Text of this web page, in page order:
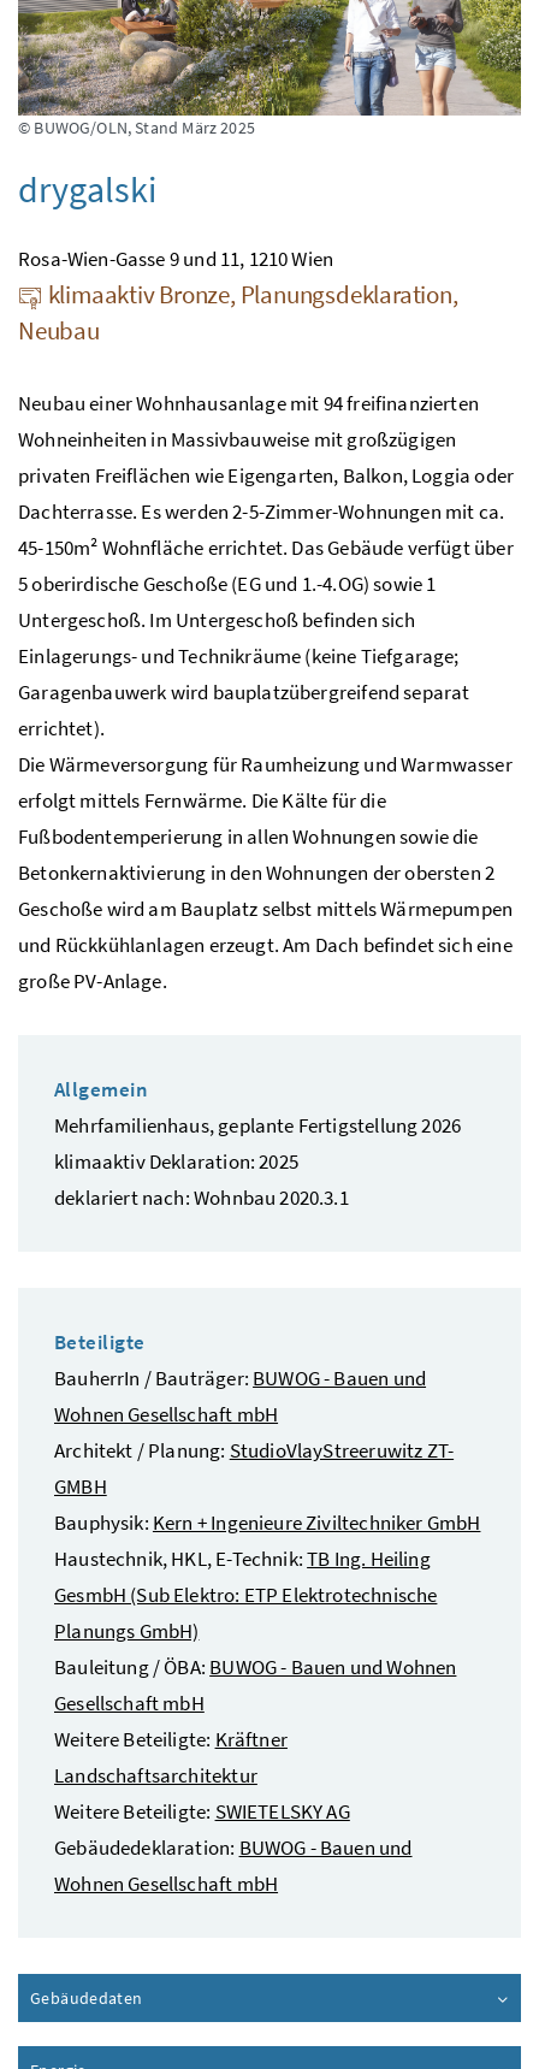
© BUWOG/OLN, Stand März 2025
drygalski
Rosa-Wien-Gasse 9 und 11, 1210 Wien
klimaaktiv Bronze, Planungsdeklaration,
Neubau
Neubau einer Wohnhausanlage mit 94 freifinanzierten
Wohneinheiten in Massivbauweise mit großzügigen
privaten Freiflächen wie Eigengarten, Balkon, Loggia oder
Dachterrasse. Es werden 2-5-Zimmer-Wohnungen mit ca.
45-150m² Wohnfläche errichtet. Das Gebäude verfügt über
5 oberirdische Geschoße (EG und 1.-4.OG) sowie 1
Untergeschoß. Im Untergeschoß befinden sich
Einlagerungs- und Technikräume (keine Tiefgarage;
Garagenbauwerk wird bauplatzübergreifend separat
errichtet).
Die Wärmeversorgung für Raumheizung und Warmwasser
erfolgt mittels Fernwärme. Die Kälte für die
Fußbodentemperierung in allen Wohnungen sowie die
Betonkernaktivierung in den Wohnungen der obersten 2
Geschoße wird am Bauplatz selbst mittels Wärmepumpen
und Rückkühlanlagen erzeugt. Am Dach befindet sich eine
große PV-Anlage.
Allgemein
Mehrfamilienhaus, geplante Fertigstellung 2026
klimaaktiv Deklaration: 2025
deklariert nach: Wohnbau 2020.3.1
Beteiligte
BauherrIn / Bauträger: BUWOG - Bauen und
Wohnen Gesellschaft mbH
Architekt / Planung: StudioVlayStreeruwitz ZT-
GMBH
Bauphysik: Kern + Ingenieure Ziviltechniker GmbH
Haustechnik, HKL, E-Technik:TB Ing. Heiling
GesmbH (Sub Elektro: ETP Elektrotechnische
Planungs GmbH)
Bauleitung / ÖBA: BUWOG - Bauen und Wohnen
Gesellschaft mbH
Weitere Beteiligte: Kräftner
Landschaftsarchitektur
Weitere Beteiligte: SWIETELSKY AG
Gebäudedeklaration: BUWOG - Bauen und
Wohnen Gesellschaft mbH
Gebäudedaten